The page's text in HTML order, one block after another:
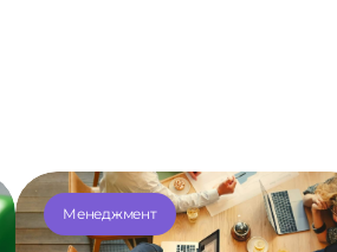
Менеджмент